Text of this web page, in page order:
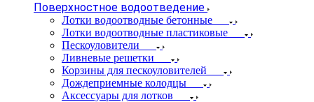
Поверхностное водоотведение
Лотки водоотводные бетонные
Лотки водоотводные пластиковые
Пескоуловители
Ливневые решетки
Корзины для пескоуловителей
Дождеприемные колодцы
Аксессуары для лотков